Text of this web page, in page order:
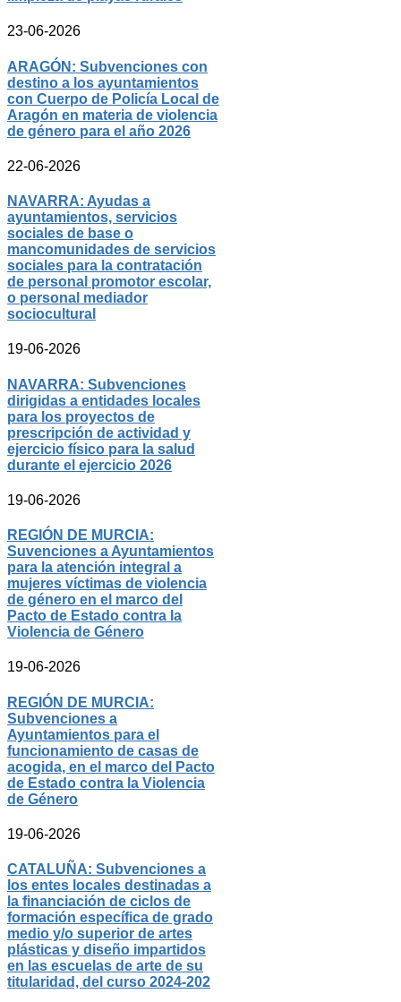
23-06-2026
ARAGÓN: Subvenciones con
destino a los ayuntamientos
con Cuerpo de Policía Local de
Aragón en materia de violencia
de género para el año 2026
22-06-2026
NAVARRA: Ayudas a
ayuntamientos, servicios
sociales de base o
mancomunidades de servicios
sociales para la contratación
de personal promotor escolar,
o personal mediador
sociocultural
19-06-2026
NAVARRA: Subvenciones
dirigidas a entidades locales
para los proyectos de
prescripción de actividad y
ejercicio físico para la salud
durante el ejercicio 2026
19-06-2026
REGIÓN DE MURCIA:
Suvenciones a Ayuntamientos
para la atención integral a
mujeres víctimas de violencia
de género en el marco del
Pacto de Estado contra la
Violencia de Género
19-06-2026
REGIÓN DE MURCIA:
Subvenciones a
Ayuntamientos para el
funcionamiento de casas de
acogida, en el marco del Pacto
de Estado contra la Violencia
de Género
19-06-2026
CATALUÑA: Subvenciones a
los entes locales destinadas a
la financiación de ciclos de
formación específica de grado
medio y/o superior de artes
plásticas y diseño impartidos
en las escuelas de arte de su
titularidad, del curso 2024-202